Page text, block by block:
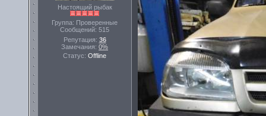
Настоящий рыбак
Группа: Проверенные
Сообщений: 515
Репутация: 36
Замечания: 0%
Статус: Offline